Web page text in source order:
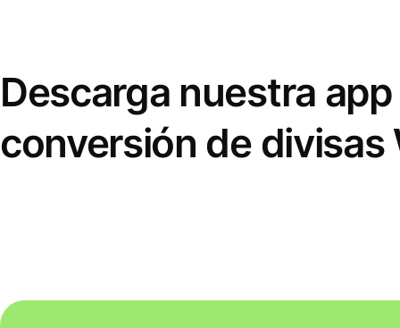
Descarga nuestra
conversión de divisas